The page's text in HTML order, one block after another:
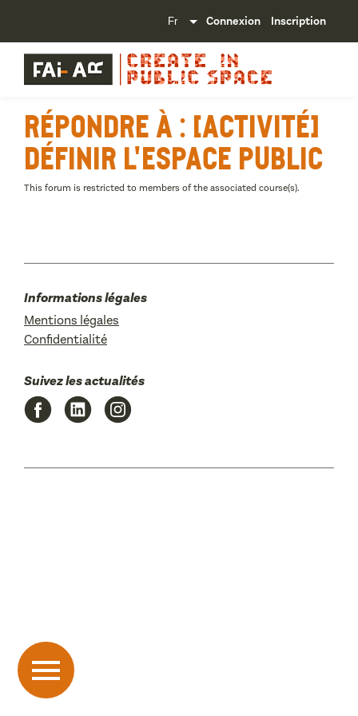
Connexion Inscription
Répondre à : [Activité]
Définir l'espace public
This forum is restricted to members of the associated course(s).
Informations légales
Mentions légales
Confidentialité
Suivez les actualités